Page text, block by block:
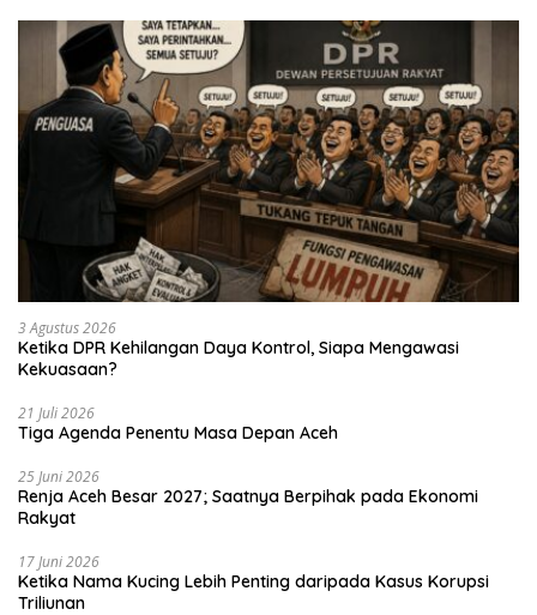
3 Agustus 2026
Ketika DPR Kehilangan Daya Kontrol, Siapa Mengawasi
Kekuasaan?
21 Juli 2026
Tiga Agenda Penentu Masa Depan Aceh
25 Juni 2026
Renja Aceh Besar 2027; Saatnya Berpihak pada Ekonomi
Rakyat
17 Juni 2026
Ketika Nama Kucing Lebih Penting daripada Kasus Korupsi
Triliunan